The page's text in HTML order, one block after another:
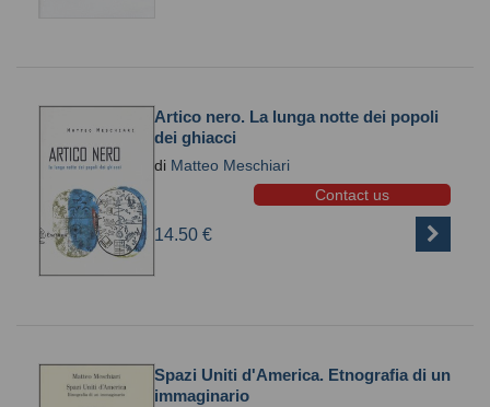
Artico nero. La lunga notte dei popoli
dei ghiacci
di Matteo Meschiari
Contact us
14.50 €
Spazi Uniti d'America. Etnografia di un
immaginario